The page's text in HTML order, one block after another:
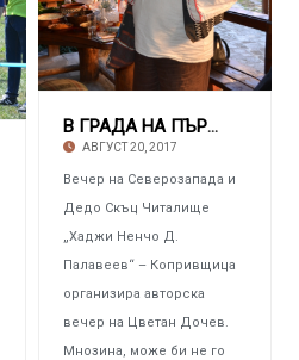
В ГРАДА НА ПЪРВАТА ПУШКА
АВГУСТ 20, 2017
Вечер на Северозапада и
Дедо Скъц Читалище
„Хаджи Ненчо Д.
Палавеев“ – Копривщица
организира авторска
вечер на Цветан Дочев.
Мнозина, може би не го